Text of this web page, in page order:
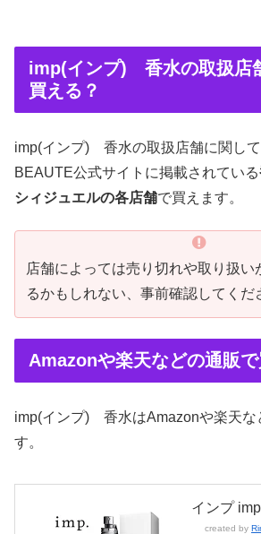
imp(インプ) 香水の取扱店
買える？
imp(インプ) 香水の取扱店舗に関し
BEAUTE公式サイトに掲載されている
シィジュエルの各店舗で買えます。
店舗によっては売り切れや取り扱い
るかもしれない、事前確認してくだ
Amazonや楽天などの通販で
imp(インプ) 香水はAmazonや楽天な
す。
インプ
created by